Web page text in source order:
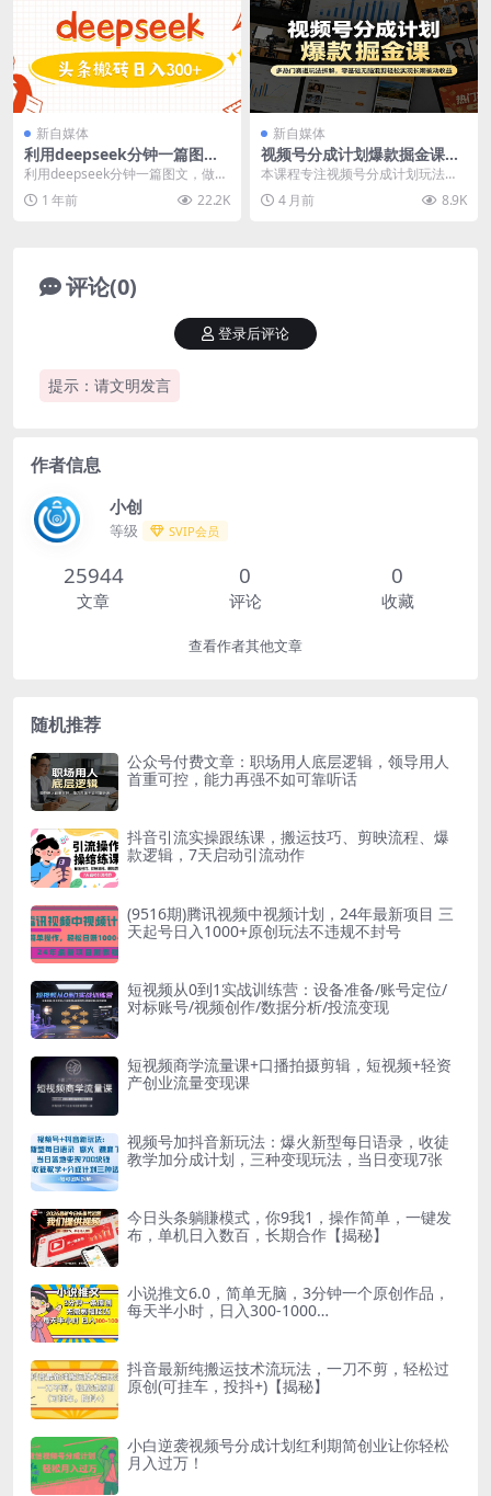
新自媒体
利用deepseek分钟一篇图
文，做头条日入3张
利用deepseek分钟一篇图文，做头
条日入3张 课程内容： 账号的注册
小红书...
1 年前 22.2K
新自媒体
视频号分成计划爆款掘金课：
多热门赛道玩法拆解，零基础
无脑混剪轻松实现长期被动收
益
本课程专注视频号分成计划玩法教
学，覆盖 7080 怀旧、明星娱乐、
体育赛事、趣味...
4 月前 8.9K
评论(0)
提示：请文明发言
登录后评论
作者信息
小创
等级 SVIP会员
25944
文章
0
评论
0
收藏
查看作者其他文章
随机推荐
公众号付费文章：职场用人底层逻辑，领导用人
首重可控，能力再强不如可靠听话
抖音引流实操跟练课，搬运技巧、剪映流程、爆
款逻辑，7天启动引流动作
(9516期)腾讯视频中视频计划，24年最新项目 三
天起号日入1000+原创玩法不违规不封号
短视频从0到1实战训练营：设备准备/账号定位/
对标账号/视频创作/数据分析/投流变现
短视频商学流量课+口播拍摄剪辑，​短视频+轻资
产创业流量变现课
视频号加抖音新玩法：爆火新型每日语录，收徒
教学加分成计划，三种变现玩法，当日变现7张
今日头条躺賺模式，你9我1，操作简单，一键发
布，单机日入数百，长期合作【揭秘】
小说推文6.0，简单无脑，3分钟一个原创作品，
每天半小时，日入300-1000…
抖音最新纯搬运技术流玩法，一刀不剪，轻松过
原创(可挂车，投抖+)【揭秘】
小白逆袭视频号分成计划红利期简创业让你轻松
月入过万！